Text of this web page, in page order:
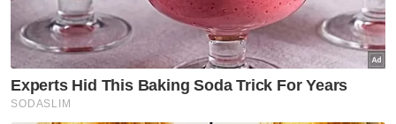
menentang Filipina 2-0 di venue yang sama
Rabu lepas.